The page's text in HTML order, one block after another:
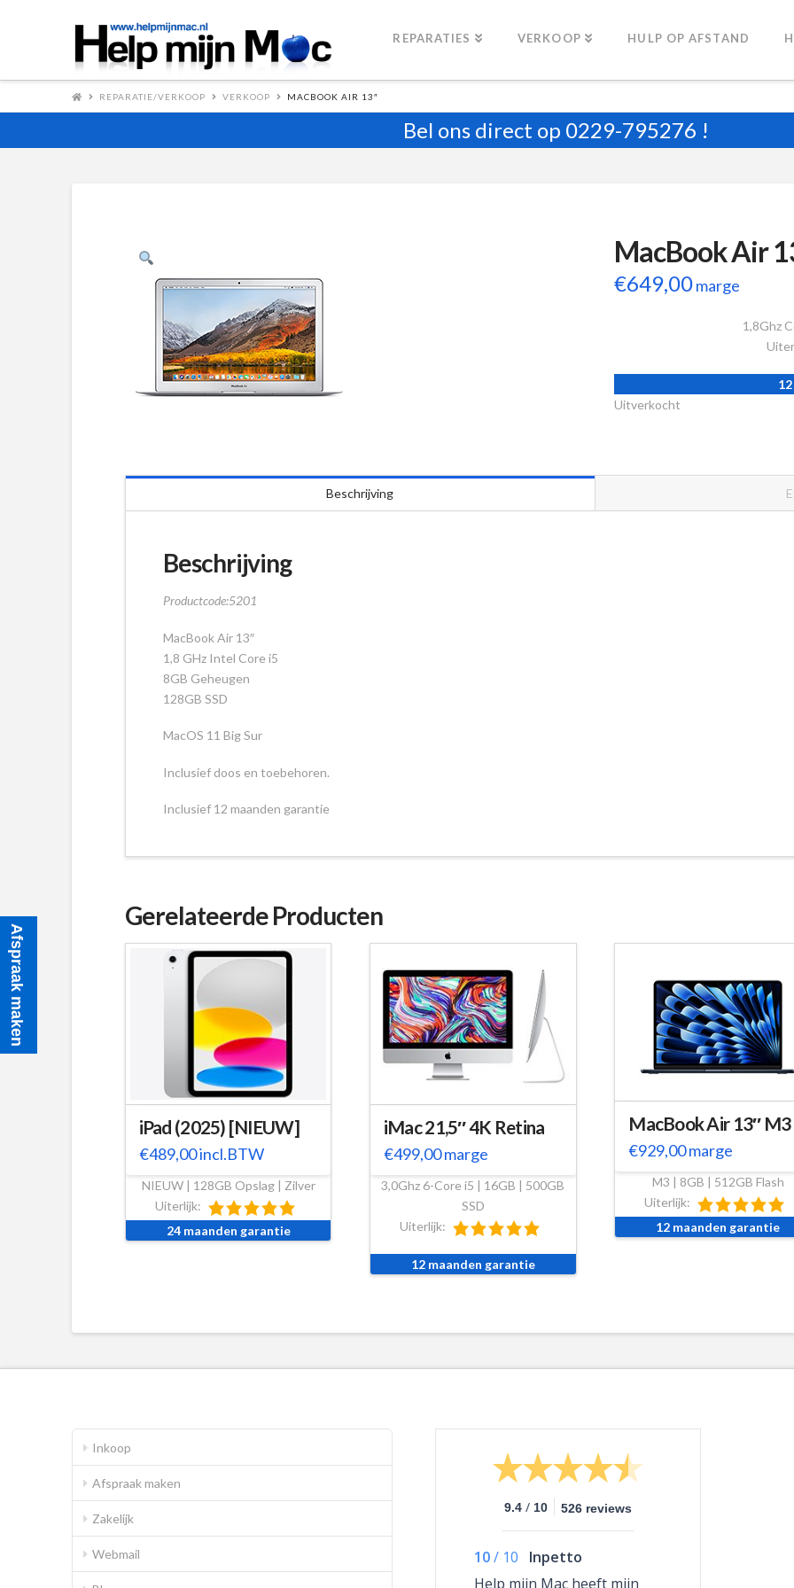
REPARATIES VERKOOP HULP OP AFSTAND
REPARATIE/VERKOOP VERKOOP MACBOOK AIR 13″
Bel ons direct op 0229-795276 !
MacBook Air
€649,00marge
1,8Ghz
Uitverkocht
Beschrijving
Beschrijving
Productcode:5201
MacBook Air 13″
1,8 GHz Intel Core i5
8GB Geheugen
128GB SSD
MacOS 11 Big Sur
Inclusief doos en toebehoren.
Inclusief 12 maanden garantie
Gerelateerde Producten
iPad (2025) [NIEUW]
€489,00incl.BTW
NIEUW | 128GB Opslag | Zilver
Uiterlijk:
24 maanden garantie
iMac 21,5″ 4K Retina
€499,00marge
3,0Ghz 6-Core i5 | 16GB | 500GB
SSD
Uiterlijk:
12 maanden garantie
MacBook Air 13″ M3
€929,00marge
M3 | 8GB | 512GB Flash
Uiterlijk:
12 maanden garantie
Inkoop
Afspraak maken
Zakelijk
Webmail
9.4 / 10 526 reviews
10/ 10
Inpetto
Help mijn Mac heeft mijn
Afspraak maken